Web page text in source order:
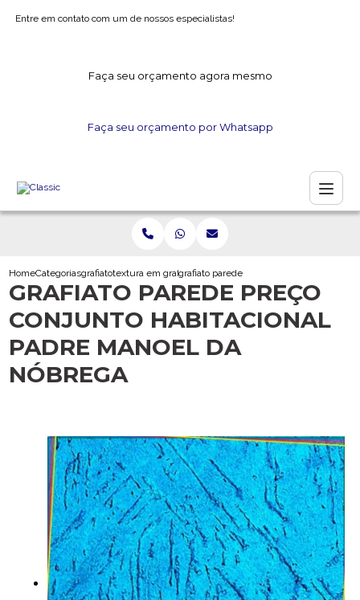
Entre em contato com um de nossos especialistas!
Faça seu orçamento agora mesmo
Faça seu orçamento por Whatsapp
HomeCategoriasgrafiatotextura em grafiatografiato parede preco conjunto
GRAFIATO PAREDE PREÇO
CONJUNTO HABITACIONAL
PADRE MANOEL DA
NÓBREGA